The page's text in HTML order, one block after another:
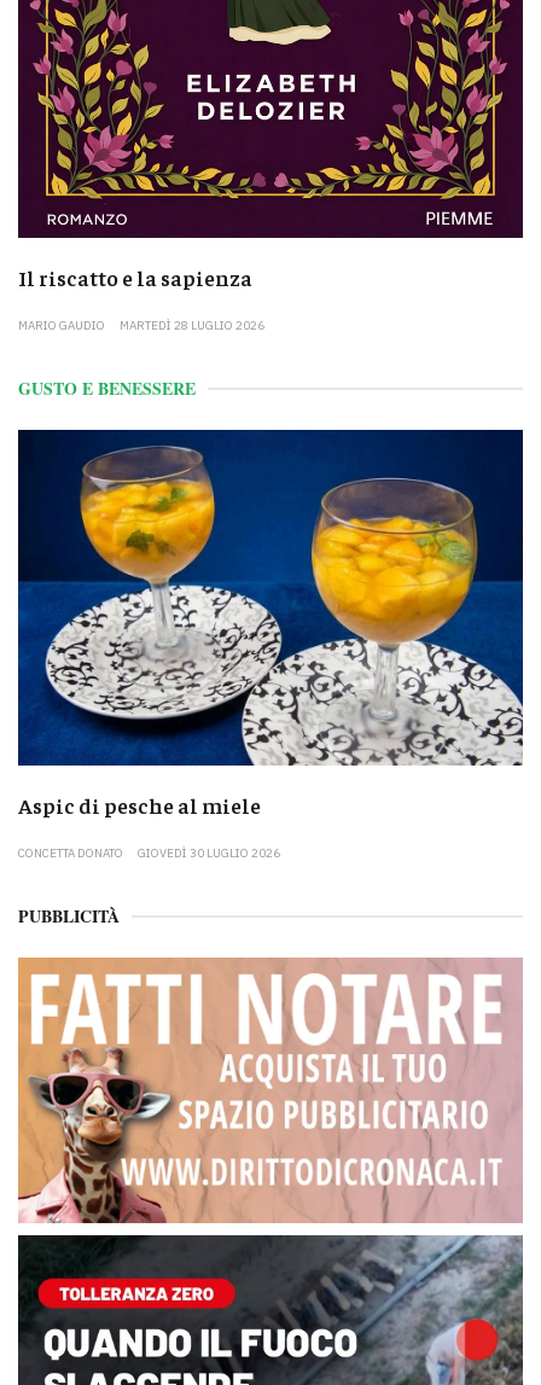
Il riscatto e la sapienza
MARIO GAUDIO MARTEDÌ 28 LUGLIO 2026
GUSTO E BENESSERE
Aspic di pesche al miele
CONCETTA DONATO GIOVEDÌ 30 LUGLIO 2026
PUBBLICITÀ